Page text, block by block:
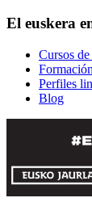
El euskera
Cursos de
Perfiles
Blog